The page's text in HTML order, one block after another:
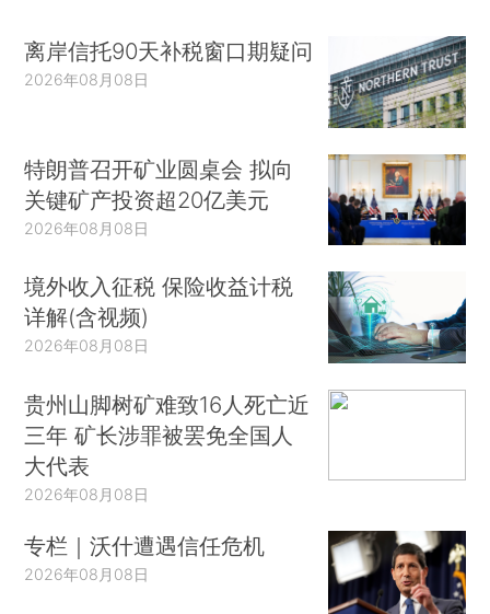
离岸信托90天补税窗口期疑问
2026年08月08日
特朗普召开矿业圆桌会 拟向
关键矿产投资超20亿美元
2026年08月08日
境外收入征税 保险收益计税
详解(含视频)
2026年08月08日
贵州山脚树矿难致16人死亡近
三年 矿长涉罪被罢免全国人
大代表
2026年08月08日
专栏｜沃什遭遇信任危机
2026年08月08日